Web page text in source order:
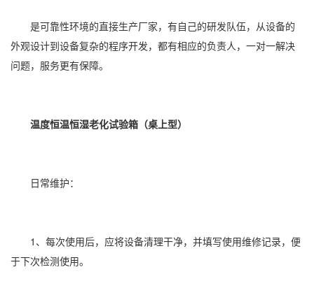
是可靠性环境的直接生产厂家，有自己的研发队伍，从设备的
外观设计到设备复杂的程序开发，都有相应的负责人，一对一解决
问题，服务更有保障。
温度恒温恒湿老化试验箱（桌上型）
日常维护：
1、每次使用后，应将设备清理干净，并填写使用维修记录，便
于下次检测使用。